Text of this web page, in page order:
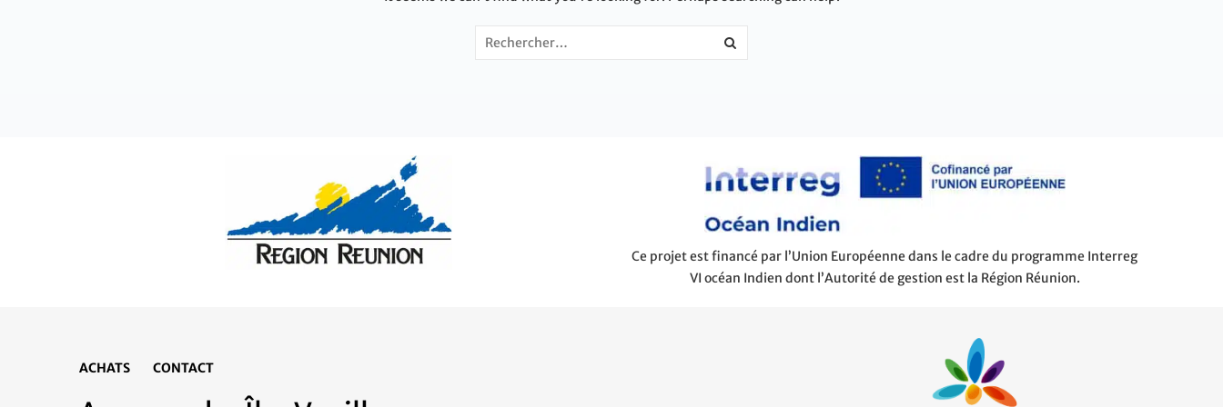
Ce projet est financé par l’Union Européenne dans le cadre du programme Interreg
VI océan Indien dont l’Autorité de gestion est la Région Réunion.
ACHATS CONTACT